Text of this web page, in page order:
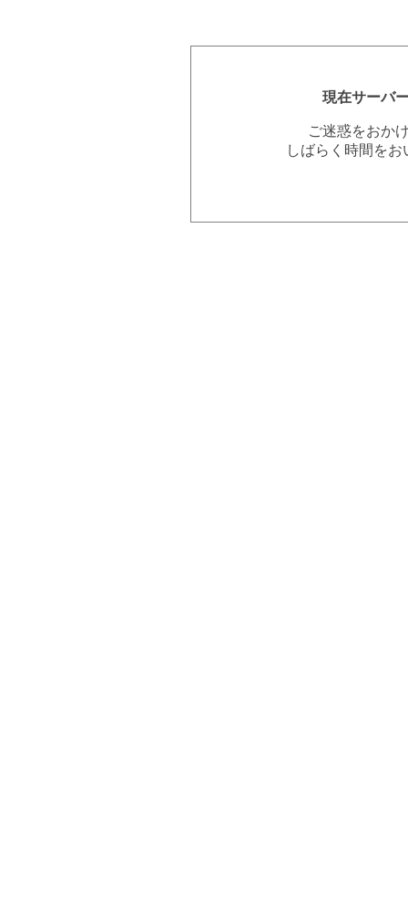
現在サーバ
ご迷惑をおか
しばらく時間を